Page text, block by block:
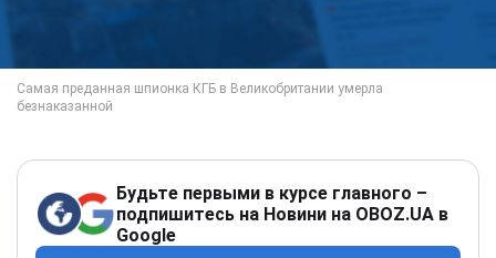
Будьте первыми в курсе главного –
подпишитесь на Новини на OBOZ.UA в
Google